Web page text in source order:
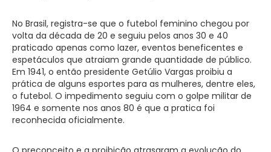
No Brasil, registra-se que o futebol feminino chegou por
volta da década de 20 e seguiu pelos anos 30 e 40
praticado apenas como lazer, eventos beneficentes e
espetáculos que atraiam grande quantidade de público.
Em 1941, o então presidente Getúlio Vargas proibiu a
prática de alguns esportes para as mulheres, dentre eles,
o futebol. O impedimento seguiu com o golpe militar de
1964 e somente nos anos 80 é que a pratica foi
reconhecida oficialmente.